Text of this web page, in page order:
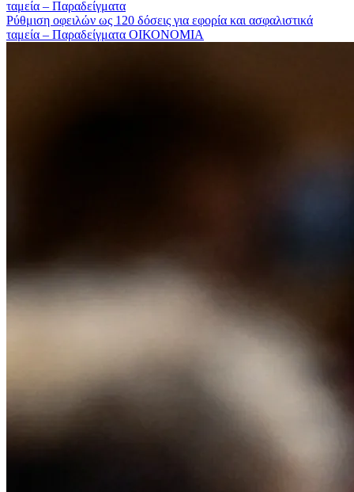
Ρύθμιση οφειλών ως 120 δόσεις για εφορία και ασφαλιστικά
ταμεία – Παραδείγματα ΟΙΚΟΝΟΜΙΑ